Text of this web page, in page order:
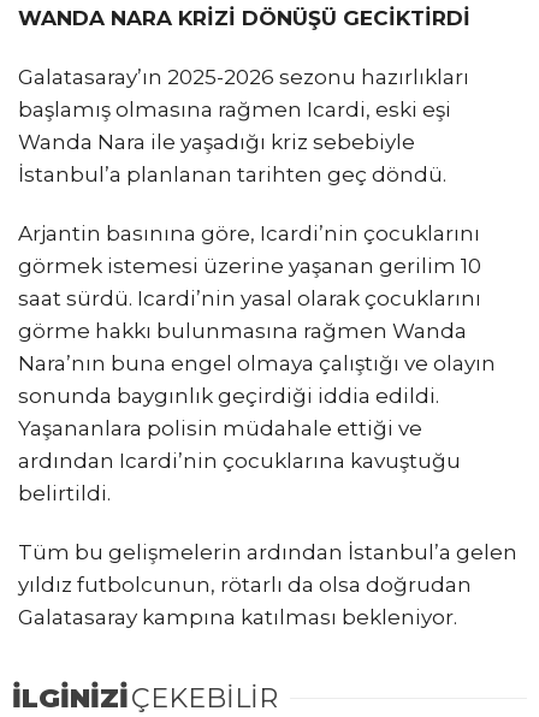
WANDA NARA KRİZİ DÖNÜŞÜ GECİKTİRDİ
Galatasaray’ın 2025-2026 sezonu hazırlıkları
başlamış olmasına rağmen Icardi, eski eşi
Wanda Nara ile yaşadığı kriz sebebiyle
İstanbul’a planlanan tarihten geç döndü.
Arjantin basınına göre, Icardi’nin çocuklarını
görmek istemesi üzerine yaşanan gerilim 10
saat sürdü. Icardi’nin yasal olarak çocuklarını
görme hakkı bulunmasına rağmen Wanda
Nara’nın buna engel olmaya çalıştığı ve olayın
sonunda baygınlık geçirdiği iddia edildi.
Yaşananlara polisin müdahale ettiği ve
ardından Icardi’nin çocuklarına kavuştuğu
belirtildi.
Tüm bu gelişmelerin ardından İstanbul’a gelen
yıldız futbolcunun, rötarlı da olsa doğrudan
Galatasaray kampına katılması bekleniyor.
İLGİNİZİÇEKEBİLİR